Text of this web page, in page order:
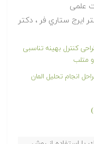
علمی
ايرج ستاري فر ، دکتر
کنترل بهینه تناسبی
متلب
انجام تحلیل المان